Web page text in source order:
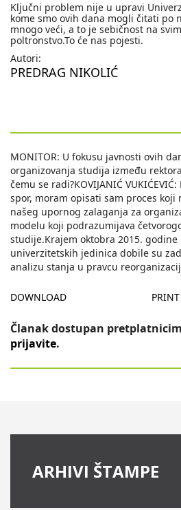
Ključni problem nije u upravi
kome smo ovih dana mogli čitati po
mnogo veći, a to je sebičnost na
poltronstvo.To će nas pojesti.
Autori:
PREDRAG NIKOLIĆ
MONITOR: U fokusu javnosti ovih
organizovanja studija između
čemu se radi?KOVIJANIĆ
spor, moram opisati sam proces
našeg upornog zalaganja za
modelu koji podrazumijava
studije.Krajem oktobra 2015. godine
univerzitetskih jedinica dobile su
analizu stanja u pravcu
DOWNLOAD PRINT
Članak dostupan
prijavite.
ARHIVI ŠTAMPE